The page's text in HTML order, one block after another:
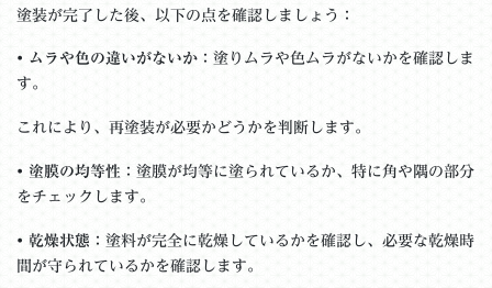
塗装が完了した後、以下の点を確認しましょう：
• ムラや色の違いがないか ：塗りムラや色ムラがないかを確認しま
す。
これにより、再塗装が必要かどうかを判断します。
• 塗膜の均等性 ：塗膜が均等に塗られているか、特に角や隅の部分
をチェックします。
• 乾燥状態 ：塗料が完全に乾燥しているかを確認し、必要な乾燥時
間が守られているかを確認します。